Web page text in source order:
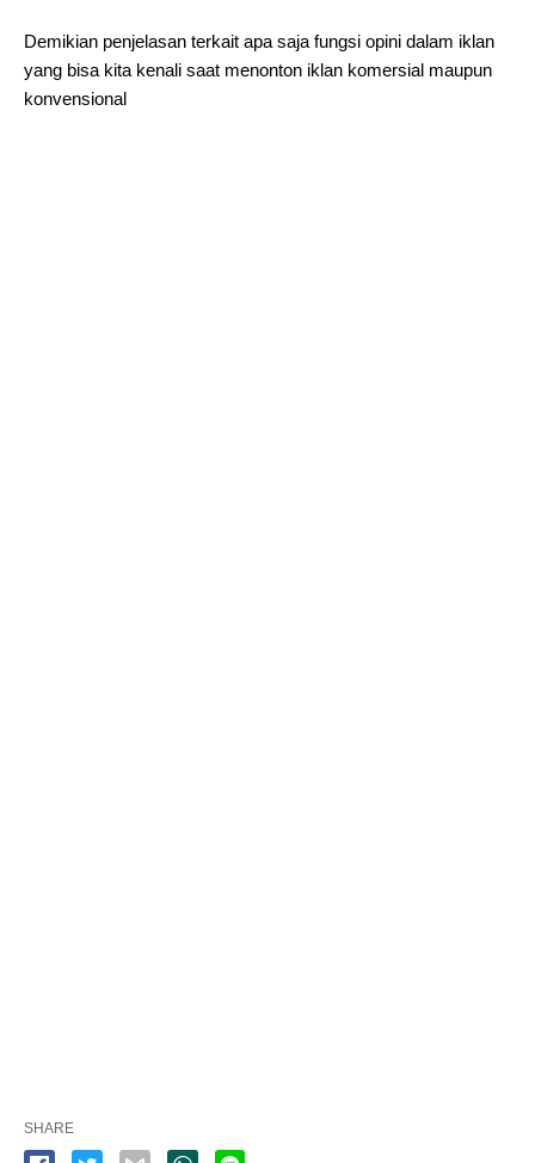
Demikian penjelasan terkait apa saja fungsi opini dalam iklan
yang bisa kita kenali saat menonton iklan komersial maupun
konvensional
SHARE